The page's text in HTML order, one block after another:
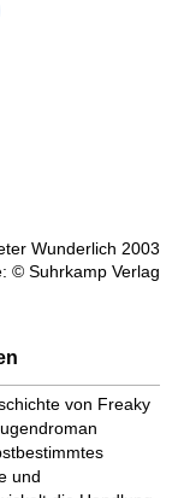
Wunderlich 2003
© Suhrkamp Verlag
von Freaky
und